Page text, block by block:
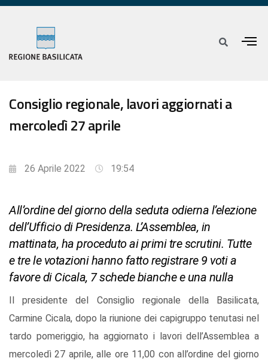
Consiglio regionale, lavori aggiornati a
mercoledì 27 aprile
26 Aprile 2022 19:54
All’ordine del giorno della seduta odierna l’elezione
dell’Ufficio di Presidenza. L’Assemblea, in
mattinata, ha proceduto ai primi tre scrutini. Tutte
e tre le votazioni hanno fatto registrare 9 voti a
favore di Cicala, 7 schede bianche e una nulla
Il presidente del Consiglio regionale della Basilicata,
Carmine Cicala, dopo la riunione dei capigruppo tenutasi nel
tardo pomeriggio, ha aggiornato i lavori dell’Assemblea a
mercoledì 27 aprile, alle ore 11,00 con all’ordine del giorno